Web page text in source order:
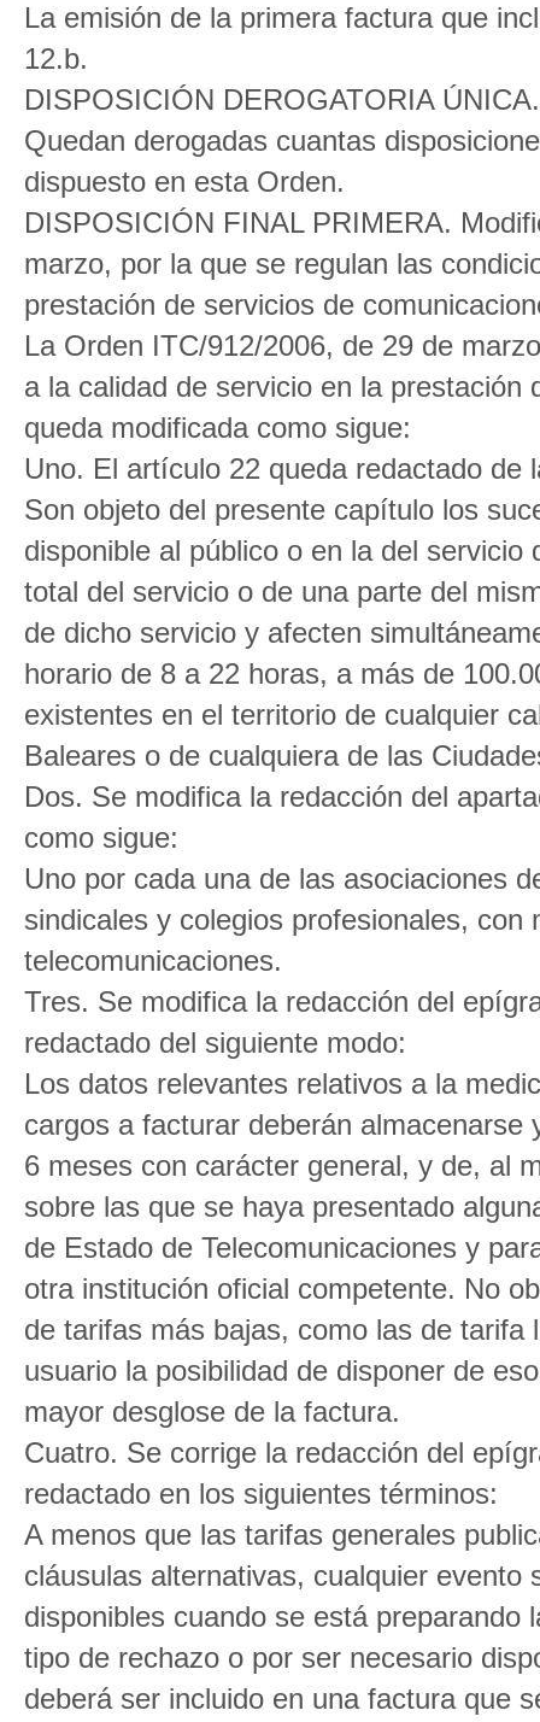
La emisión de la primera factura que
12.b.
DISPOSICIÓN DEROGATORIA
Quedan derogadas cuantas
dispuesto en esta Orden.
DISPOSICIÓN FINAL PRIMERA.
marzo, por la que se regulan las
prestación de servicios de
La Orden ITC/912/2006, de 29 de
a la calidad de servicio en la
queda modificada como sigue:
Uno. El artículo 22 queda redactado de
Son objeto del presente capítulo los
disponible al público o en la del
total del servicio o de una parte del
de dicho servicio y afecten
horario de 8 a 22 horas, a más de
existentes en el territorio de cualquier
Baleares o de cualquiera de las
Dos. Se modifica la redacción del
como sigue:
Uno por cada una de las asociaciones
sindicales y colegios profesionales,
telecomunicaciones.
Tres. Se modifica la redacción del
redactado del siguiente modo:
Los datos relevantes relativos a la
cargos a facturar deberán
6 meses con carácter general, y de, al
sobre las que se haya presentado
de Estado de Telecomunicaciones y
otra institución oficial competente. No
de tarifas más bajas, como las de
usuario la posibilidad de disponer de
mayor desglose de la factura.
Cuatro. Se corrige la redacción del
redactado en los siguientes términos:
A menos que las tarifas generales
cláusulas alternativas, cualquier
disponibles cuando se está
tipo de rechazo o por ser necesario
deberá ser incluido en una factura que